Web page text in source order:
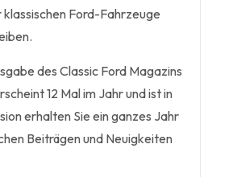
Ford-Fahrzeuge
des Classic Ford Magazins
12 Mal im Jahr und ist in
erhalten Sie ein ganzes Jahr
Beiträgen und Neuigkeiten